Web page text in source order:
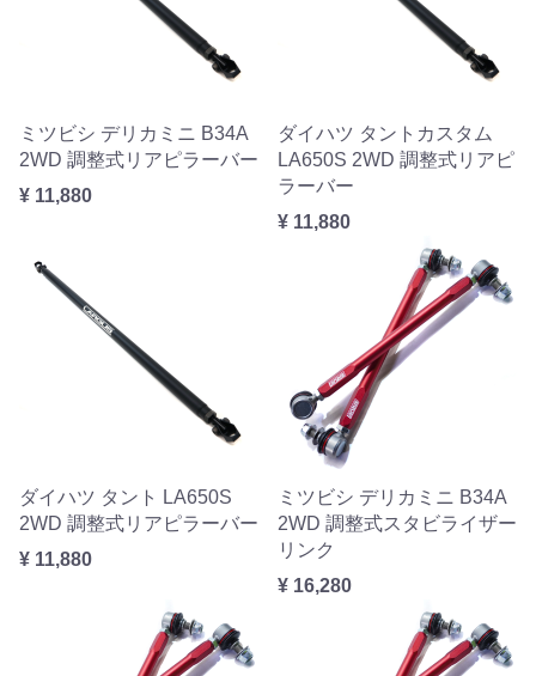
ミツビシ デリカミニ B34A
2WD 調整式リアピラーバー
¥ 11,880
ダイハツ タントカスタム
LA650S 2WD 調整式リアピ
ラーバー
¥ 11,880
ダイハツ タント LA650S
2WD 調整式リアピラーバー
¥ 11,880
ミツビシ デリカミニ B34A
2WD 調整式スタビライザー
リンク
¥ 16,280